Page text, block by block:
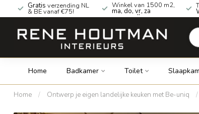
Gratis verzending NL
& BE vanaf €75!
Winkel van 1500 m2,
ma, do, vr, za
geopend!
Home Badkamer Toilet
Home / Ontwerp je eigen landelijke keuken met Be-uniq /